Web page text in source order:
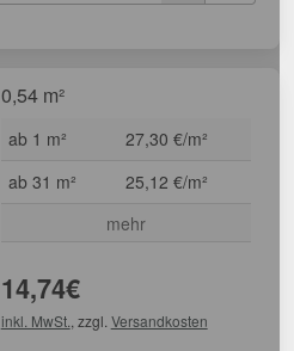
0,54 m²
ab 1 m²
27,30 €/m²
ab 31 m²
25,12 €/m²
mehr
14,74€
inkl. MwSt. , zzgl. Versandkosten